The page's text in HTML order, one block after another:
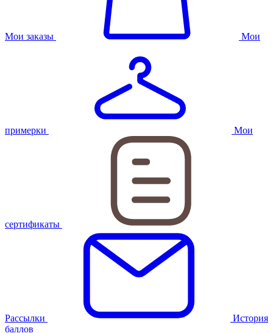
Мои заказы Мои
примерки Мои
сертификаты
Рассылки
История
баллов